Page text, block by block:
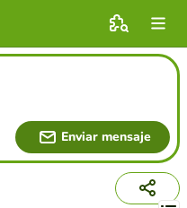
Enviar mensaje